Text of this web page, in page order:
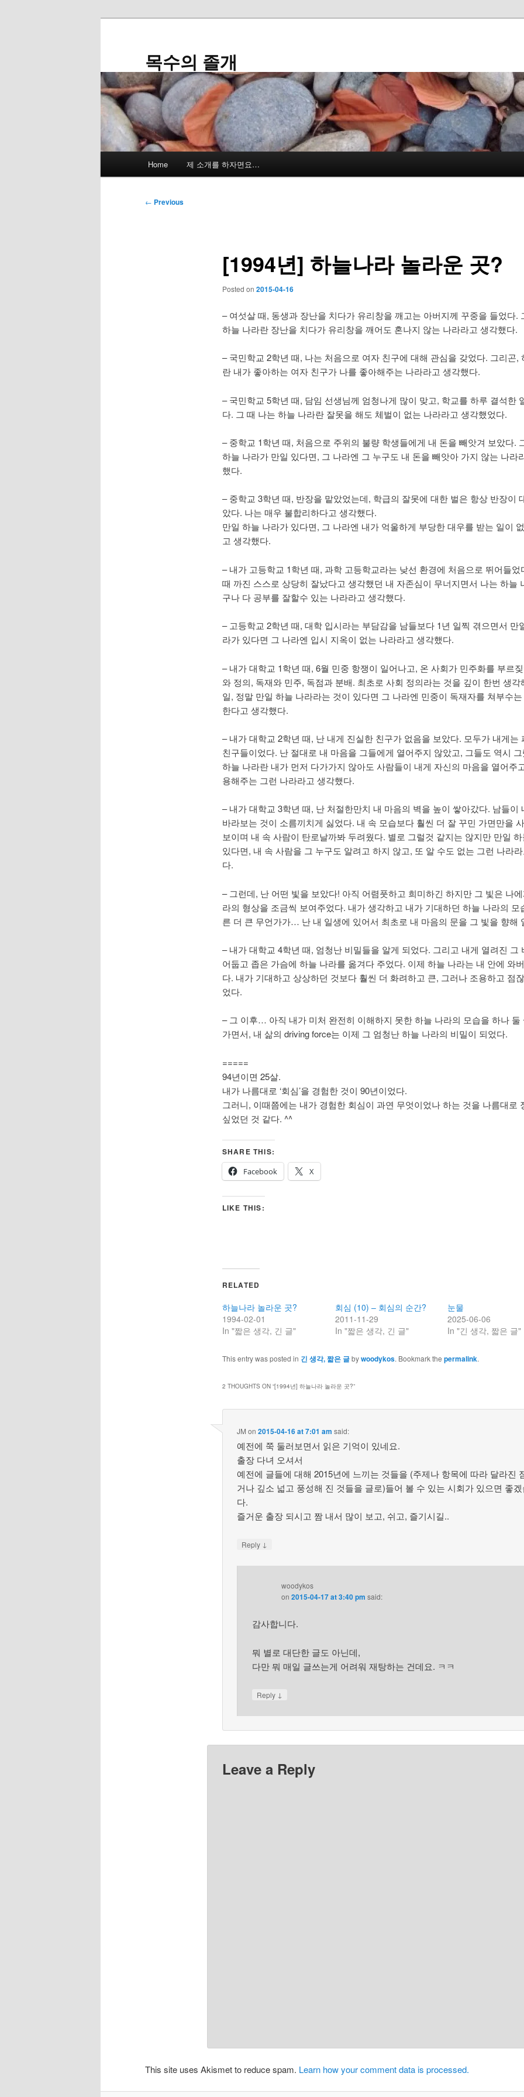
목수의 졸개
Home 제 소개를 하자면요…
Post
← Previous
[1994년] 하늘나라 놀라운 곳?
Posted on 2015-04-16
– 여섯살 때, 동생과 장난을 치다가 유리창을 깨고는 아버지께 꾸중을 들었다.
하늘 나라란 장난을 치다가 유리창을 깨어도 혼나지 않는 나라라고 생각했다.
– 국민학교 2학년 때, 나는 처음으로 여자 친구에 대해 관심을 갖었다. 그리곤,
란 내가 좋아하는 여자 친구가 나를 좋아해주는 나라라고 생각했다.
– 국민학교 5학년 때, 담임 선생님께 엄청나게 많이 맞고, 학교를 하루 결석한
다. 그 때 나는 하늘 나라란 잘못을 해도 체벌이 없는 나라라고 생각했었다.
– 중학교 1학년 때, 처음으로 주위의 불량 학생들에게 내 돈을 빼앗겨 보았다.
하늘 나라가 만일 있다면, 그 나라엔 그 누구도 내 돈을 빼앗아 가지 않는 나라
했다.
– 중학교 3학년 때, 반장을 맡았었는데, 학급의 잘못에 대한 벌은 항상 반장이
았다. 나는 매우 불합리하다고 생각했다.
만일 하늘 나라가 있다면, 그 나라엔 내가 억울하게 부당한 대우를 받는 일이
고 생각했다.
– 내가 고등학교 1학년 때, 과학 고등학교라는 낮선 환경에 처음으로 뛰어들었
때 까진 스스로 상당히 잘났다고 생각했던 내 자존심이 무너지면서 나는 하늘
구나 다 공부를 잘할수 있는 나라라고 생각했다.
– 고등학교 2학년 때, 대학 입시라는 부담감을 남들보다 1년 일찍 겪으면서 만
라가 있다면 그 나라엔 입시 지옥이 없는 나라라고 생각했다.
– 내가 대학교 1학년 때, 6월 민중 항쟁이 일어나고, 온 사회가 민주화를 부르
와 정의, 독재와 민주, 독점과 분배. 최초로 사회 정의라는 것을 깊이 한번 생각
일, 정말 만일 하늘 나라라는 것이 있다면 그 나라엔 민중이 독재자를 쳐부수
한다고 생각했다.
– 내가 대학교 2학년 때, 난 내게 진실한 친구가 없음을 보았다. 모두가 내게는
친구들이었다. 난 절대로 내 마음을 그들에게 열어주지 않았고, 그들도 역시
하늘 나라란 내가 먼저 다가가지 않아도 사람들이 내게 자신의 마음을 열어주
용해주는 그런 나라라고 생각했다.
– 내가 대학교 3학년 때, 난 처절한만치 내 마음의 벽을 높이 쌓아갔다. 남들이
바라보는 것이 소름끼치게 싫었다. 내 속 모습보다 훨씬 더 잘 꾸민 가면만을
보이며 내 속 사람이 탄로날까봐 두려웠다. 별로 그럴것 같지는 않지만 만일
있다면, 내 속 사람을 그 누구도 알려고 하지 않고, 또 알 수도 없는 그런 나라
다.
– 그런데, 난 어떤 빛을 보았다! 아직 어렴풋하고 희미하긴 하지만 그 빛은 나
라의 형상을 조금씩 보여주었다. 내가 생각하고 내가 기대하던 하늘 나라의 모
른 더 큰 무언가가… 난 내 일생에 있어서 최초로 내 마음의 문을 그 빛을 향해
– 내가 대학교 4학년 때, 엄청난 비밀들을 알게 되었다. 그리고 내게 열려진 그
어둡고 좁은 가슴에 하늘 나라를 옮겨다 주었다. 이제 하늘 나라는 내 안에 와
다. 내가 기대하고 상상하던 것보다 훨씬 더 화려하고 큰, 그러나 조용하고 점
었다.
– 그 이후… 아직 내가 미처 완전히 이해하지 못한 하늘 나라의 모습을 하나 둘
가면서, 내 삶의 driving force는 이제 그 엄청난 하늘 나라의 비밀이 되었다.
=====
94년이면 25살.
내가 나름대로 ‘회심’을 경험한 것이 90년이었다.
그러니, 이때쯤에는 내가 경험한 회심이 과연 무엇이었나 하는 것을 나름대로
싶었던 것 같다. ^^
SHARE THIS:
Facebook
X
LIKE THIS:
RELATED
하늘나라 놀라운 곳?
1994-02-01
In "짧은 생각, 긴 글"
회심 (10) – 회심의 순간?
2011-11-29
In "짧은 생각, 긴 글"
눈물
2025-06-06
In "긴 생각, 짧은 글"
This entry was posted in 긴 생각, 짧은 글bywoodykos. Bookmark the permalink.
2 THOUGHTS ON “[1994년] 하늘나라 놀라운 곳?”
JM on2015-04-16 at 7:01 am said:
예전에 쭉 둘러보면서 읽은 기억이 있네요.
출장 다녀 오셔서
예전에 글들에 대해 2015년에 느끼는 것들을 (주제나 항목에 따라 달라진
거나 깊소 넓고 풍성해 진 것들을 글로)들어 볼 수 있는 시회가 있으면 좋겠
다.
즐거운 출장 되시고 짬 내서 많이 보고, 쉬고, 즐기시길..
Reply ↓
woodykos
on 2015-04-17 at 3:40 pm said:
감사합니다.
뭐 별로 대단한 글도 아닌데,
다만 뭐 매일 글쓰는게 어려워 재탕하는 건데요. ㅋㅋ
Reply ↓
Leave a Reply
This site uses Akismet to reduce spam. Learn how your comment data is processed.